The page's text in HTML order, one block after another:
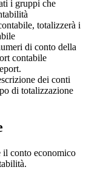
i gruppi che
totalizzerà i
di conto della
contabile
dei conti
di totalizzazione
conto economico